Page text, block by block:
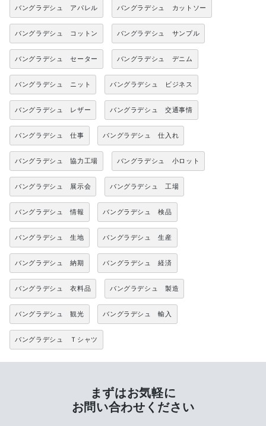
バングラデシュ アパレル バングラデシュ カットソー
バングラデシュ コットン バングラデシュ サンプル
バングラデシュ セーター バングラデシュ デニム
バングラデシュ ニット バングラデシュ ビジネス
バングラデシュ レザー バングラデシュ 交通事情
バングラデシュ 仕事 バングラデシュ 仕入れ
バングラデシュ 協力工場 バングラデシュ 小ロット
バングラデシュ 展示会 バングラデシュ 工場
バングラデシュ 情報 バングラデシュ 検品
バングラデシュ 生地 バングラデシュ 生産
バングラデシュ 納期 バングラデシュ 経済
バングラデシュ 衣料品 バングラデシュ 製造
バングラデシュ 観光 バングラデシュ 輸入
バングラデシュ Ｔシャツ
まずはお気軽に
お問い合わせください